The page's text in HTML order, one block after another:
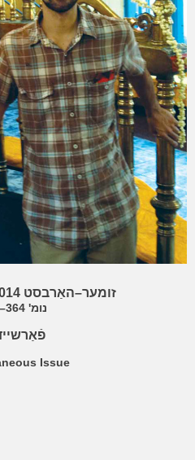
זומער–האַרבסט
נומ' 364–365
Issue